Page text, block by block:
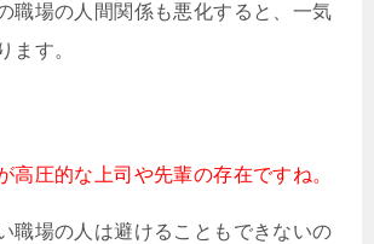
職場の人間関係も悪化すると、一気
ます。
高圧的な上司や先輩の存在ですね。
職場の人は避けることもできないの